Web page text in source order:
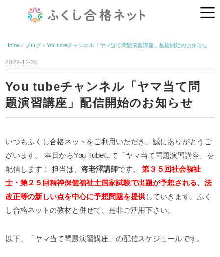
Home › ブログ › You tubeチャンネル「ヤマ当て問題演習講座」配信開始のお知らせ
2022-12-20
You tubeチャンネル「ヤマ当て問
題演習講座」配信開始のお知らせ
いつもふくし合格ネットをご利用いただき、誠にありがとうご
ざいます。
本日からYou Tubeにて「ヤマ当て問題演習講座」を
配信します！ 担当は、海老澤講師です。
第３５回社会福祉
士・第２５回精神保健福祉士国家試験で出題が予想される、法
改正等の新しい点を中心に予想問題を提供していきます。ふく
し合格ネットの教材と併せて、是非ご活用下さい。
以下、「ヤマ当て問題演習講座」の配信スケジュールです。